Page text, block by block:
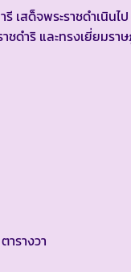
เสด็จพระราชดำเนินไป
ชดำริ และทรงเยี่ยมรา
รางวา